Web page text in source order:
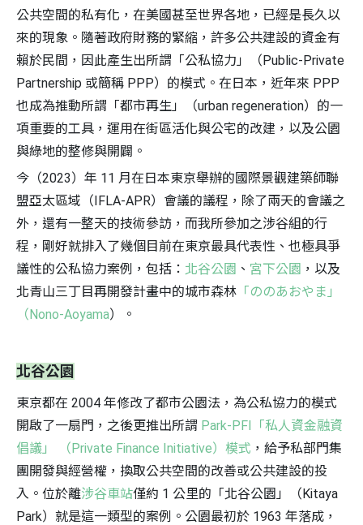
公共空間的私有化，在美國甚至世界各地，已經是長久以
來的現象。隨著政府財務的緊縮，許多公共建設的資金有
賴於民間，因此產生出所謂「公私協力」（Public-Private
Partnership 或簡稱 PPP）的模式。在日本，近年來 PPP
也成為推動所謂「都市再生」（urban regeneration）的一
項重要的工具，運用在街區活化與公宅的改建，以及公園
與綠地的整修與開闢。
今（2023）年 11 月在日本東京舉辦的國際景觀建築師聯
盟亞太區域（IFLA-APR）會議的議程，除了兩天的會議之
外，還有一整天的技術參訪，而我所參加之涉谷組的行
程，剛好就排入了幾個目前在東京最具代表性、也極具爭
議性的公私協力案例，包括： 北谷公園 、 宮下公園 ，以及
北青山三丁目再開發計畫中的城市森林 「ののあおやま」
（Nono-Aoyama）。
北谷公園
東京都在 2004 年修改了都市公園法，為公私協力的模式
開啟了一扇門，之後更推出所謂 Park-PFI「私人資金融資
倡議」 （Private Finance Initiative）模式 ，給予私部門集
團開發與經營權，換取公共空間的改善或公共建設的投
入。位於離涉谷車站僅約 1 公里的「北谷公園」（Kitaya
Park）就是這一類型的案例。公園最初於 1963 年落成，